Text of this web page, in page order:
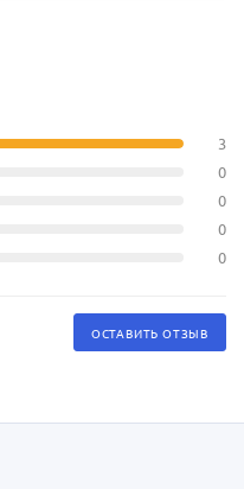
3
0
0
0
0
ОСТАВИТЬ ОТЗЫВ